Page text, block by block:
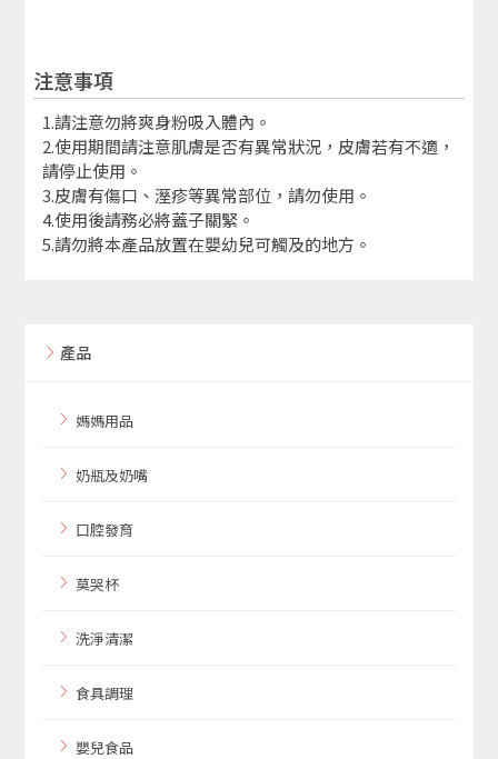
注意事項
1.請注意勿將爽身粉吸入體內。
2.使用期間請注意肌膚是否有異常狀況，皮膚若有不適，
請停止使用。
3.皮膚有傷口、溼疹等異常部位，請勿使用。
4.使用後請務必將蓋子關緊。
5.請勿將本產品放置在嬰幼兒可觸及的地方。
產品
媽媽用品
奶瓶及奶嘴
口腔發育
莫哭杯
洗淨清潔
食具調理
嬰兒食品